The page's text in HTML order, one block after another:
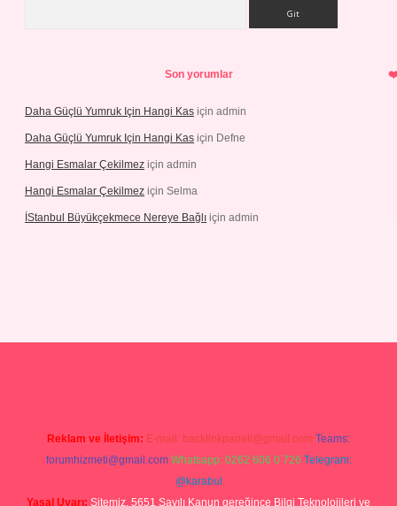
Son yorumlar
Daha Güçlü Yumruk Için Hangi Kas için admin
Daha Güçlü Yumruk Için Hangi Kas için Defne
Hangi Esmalar Çekilmez için admin
Hangi Esmalar Çekilmez için Selma
İStanbul Büyükçekmece Nereye Bağlı için admin
Reklam ve İletişim: E-mail: backlinkpaneli@gmail.com Teams:
forumhizmeti@gmail.com Whatsapp: 0262 606 0 726 Telegram:
@karabul
Yasal Uyarı: Sitemiz, 5651 Sayılı Kanun gereğince Bilgi Teknolojileri ve